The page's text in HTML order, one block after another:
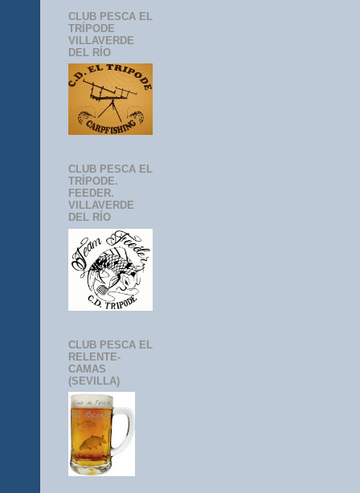
CLUB PESCA EL
TRÍPODE
VILLAVERDE
DEL RÍO
CLUB PESCA EL
TRÍPODE.
FEEDER.
VILLAVERDE
DEL RÍO
CLUB PESCA EL
RELENTE-
CAMAS
(SEVILLA)